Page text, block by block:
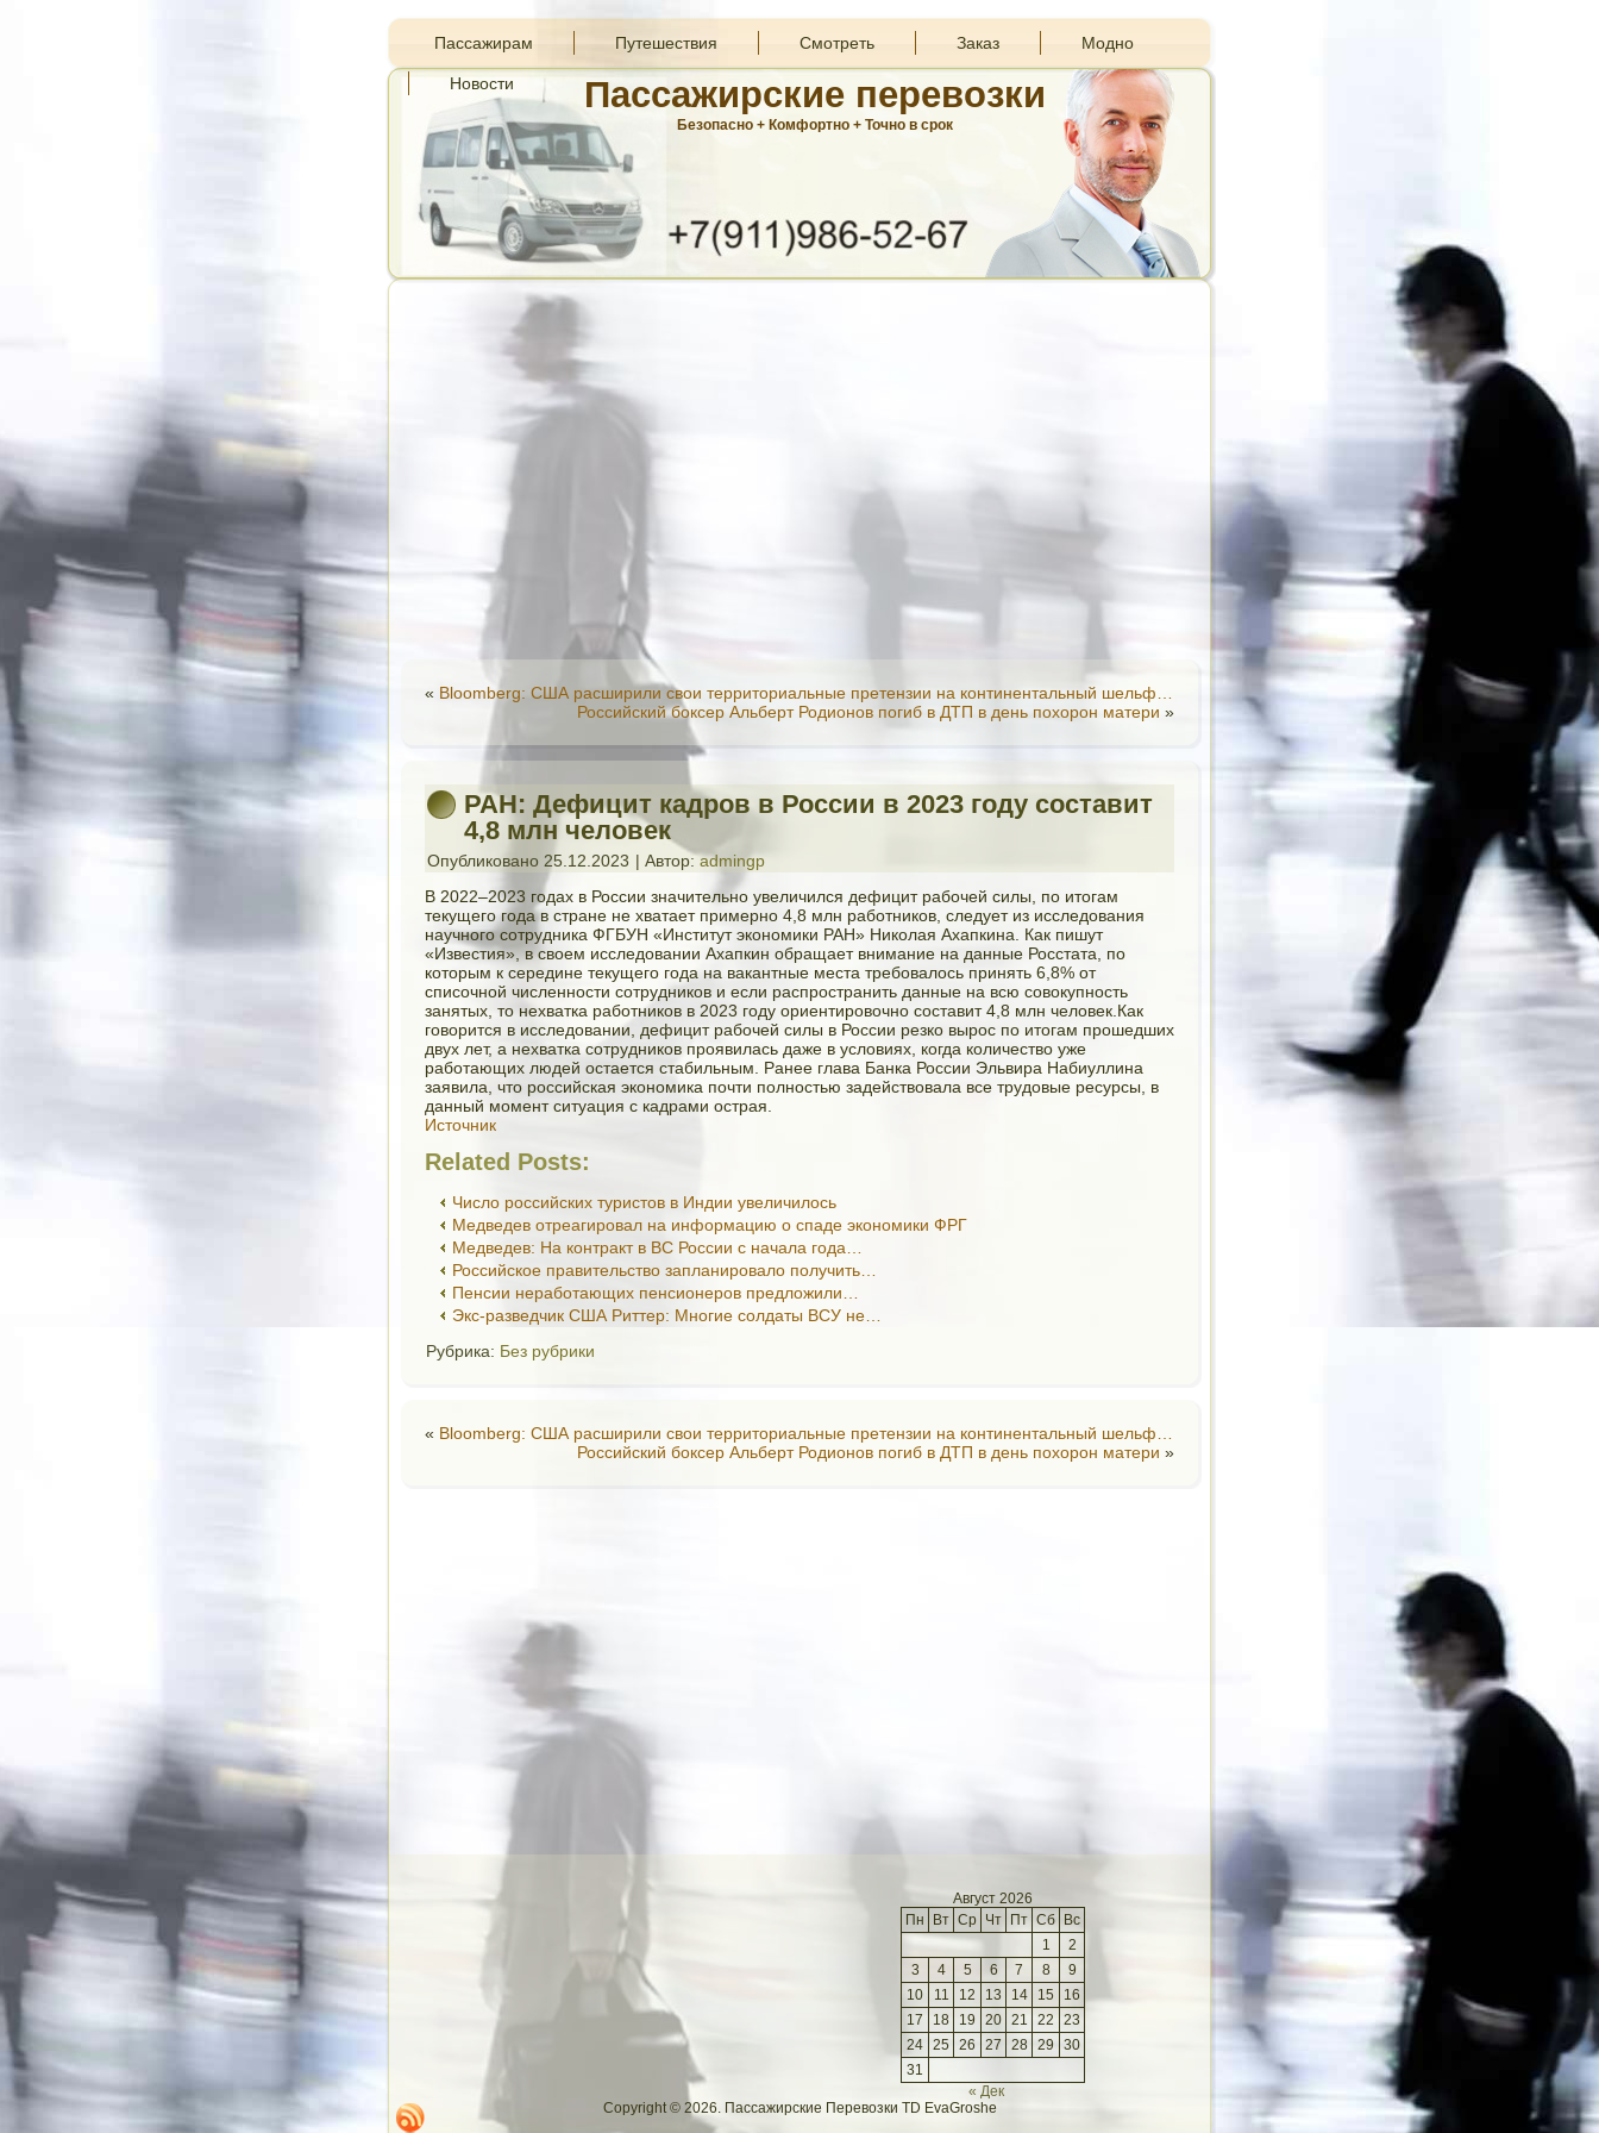
Пассажирам Путешествия Смотреть Заказ Модно
Новости Пассажирские перевозки
Безопасно + Комфортно + Точно в срок
« Bloomberg: США расширили свои территориальные претензии на континентальный шельф…
Российский боксер Альберт Родионов погиб в ДТП в день похорон матери »
РАН: Дефицит кадров в России в 2023 году составит
4,8 млн человек
Опубликовано 25.12.2023 | Автор: admingp
В 2022–2023 годах в России значительно увеличился дефицит рабочей силы, по итогам
текущего года в стране не хватает примерно 4,8 млн работников, следует из исследования
научного сотрудника ФГБУН «Институт экономики РАН» Николая Ахапкина. Как пишут
«Известия», в своем исследовании Ахапкин обращает внимание на данные Росстата, по
которым к середине текущего года на вакантные места требовалось принять 6,8% от
списочной численности сотрудников и если рaспрострaнить данные на всю совокупность
занятых, то нехвaтка рaботников в 2023 году ориентировочно состaвит 4,8 млн человек.Как
говорится в исследовании, дефицит рабочей силы в России резко вырос по итогам прошедших
двух лет, а нехватка сотрудников проявилась даже в условиях, когда количество уже
работающих людей остается стабильным. Ранее глава Банка России Эльвира Набиуллина
заявила, что российская экономика почти полностью задействовала все трудовые ресурсы, в
данный момент ситуация с кадрами острая.
Источник
Related Posts:
Число российских туристов в Индии увеличилось
Медведев отреагировал на информацию о спаде экономики ФРГ
Медведев: На контракт в ВС России с начала года…
Российское правительство запланировало получить…
Пенсии неработающих пенсионеров предложили…
Экс-разведчик США Риттер: Многие солдаты ВСУ не…
Рубрика: Без рубрики
« Bloomberg: США расширили свои территориальные претензии на континентальный шельф…
Российский боксер Альберт Родионов погиб в ДТП в день похорон матери »
Август 2026
Пн
Вт Ср Чт Пт Сб
Вс
1
2
3
4 5 6 7 8
9
10
11 12 13 14 15
16
17
18 19 20 21 22
23
24 25 26 27 28 29 30
31
« Дек
Copyright © 2026. Пассажирские Перевозки TD EvaGroshe